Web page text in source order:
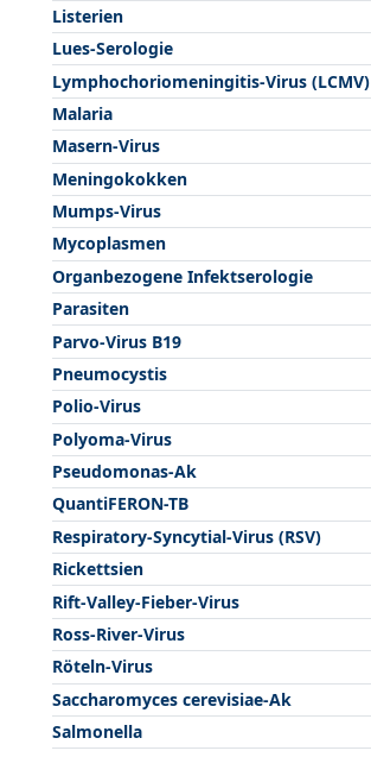
Listerien
Lues-Serologie
Lymphochoriomeningitis-Virus (LCMV)
Malaria
Masern-Virus
Meningokokken
Mumps-Virus
Mycoplasmen
Organbezogene Infektserologie
Parasiten
Parvo-Virus B19
Pneumocystis
Polio-Virus
Polyoma-Virus
Pseudomonas-Ak
QuantiFERON-TB
Respiratory-Syncytial-Virus (RSV)
Rickettsien
Rift-Valley-Fieber-Virus
Ross-River-Virus
Röteln-Virus
Saccharomyces cerevisiae-Ak
Salmonella